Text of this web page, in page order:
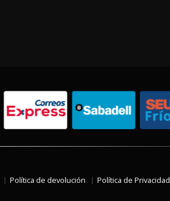
Política de devolución Política de Privacidad